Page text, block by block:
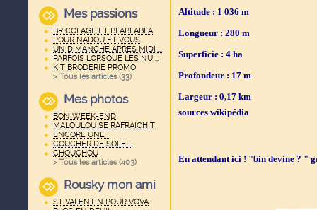
Mes passions
BRICOLAGE ET BLABLABLA
POUR NADOU ET VOUS
UN DIMANCHE APRES MIDI ...
PARFOIS LORSQUE LES NU ...
KIT BRODERIE PROMO
> Tous les articles (33)
Mes photos
BON WEEK-END
MALOULOU SE RAFRAICHIT
ENCORE UNE !
COUCHER DE SOLEIL
CHOUCHOU
> Tous les articles (403)
Rousky mon ami
ST VALENTIN POUR VOVA
Altitude : 1 036 m
Longueur : 280 m
Superficie : 4 ha
Profondeur : 17 m
Largeur : 0,17 km
sources wikipédia
En attendant ici ! "bin devine ? "